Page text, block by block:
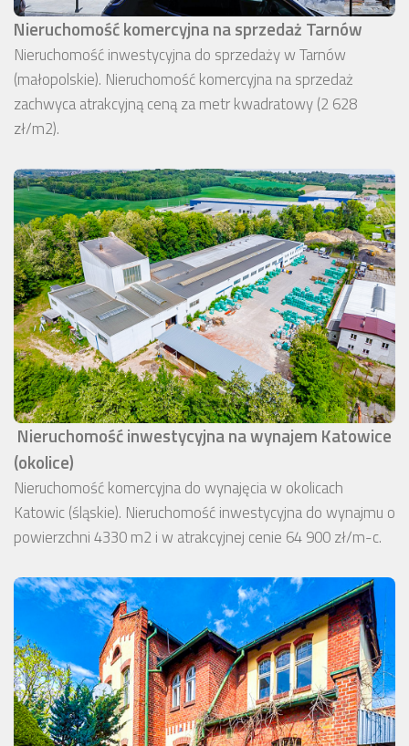
Nieruchomość komercyjna na sprzedaż Tarnów
Nieruchomość inwestycyjna do sprzedaży w Tarnów
(małopolskie). Nieruchomość komercyjna na sprzedaż
zachwyca atrakcyjną ceną za metr kwadratowy (2 628
zł/m2).
Nieruchomość inwestycyjna na wynajem Katowice
(okolice)
Nieruchomość komercyjna do wynajęcia w okolicach
Katowic (śląskie). Nieruchomość inwestycyjna do wynajmu o
powierzchni 4330 m2 i w atrakcyjnej cenie 64 900 zł/m-c.